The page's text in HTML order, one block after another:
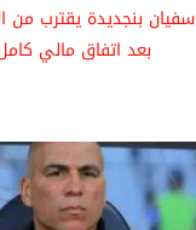
سفيان بنجديدة يقترب من
بعد اتفاق مالي